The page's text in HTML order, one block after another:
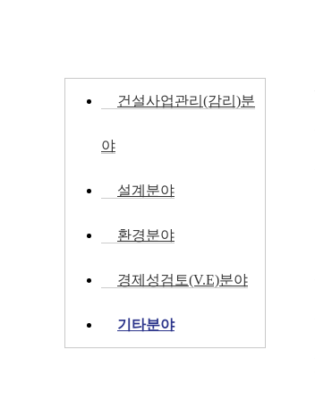
건설사업관리(감리)분
야
설계분야
환경분야
경제성검토(V.E)분야
기타분야